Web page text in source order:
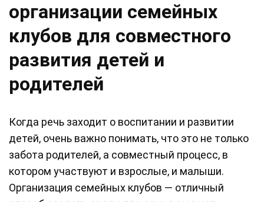
организации семейных
клубов для совместного
развития детей и
родителей
Когда речь заходит о воспитании и развитии
детей, очень важно понимать, что это не только
забота родителей, а совместный процесс, в
котором участвуют и взрослые, и малыши.
Организация семейных клубов — отличный